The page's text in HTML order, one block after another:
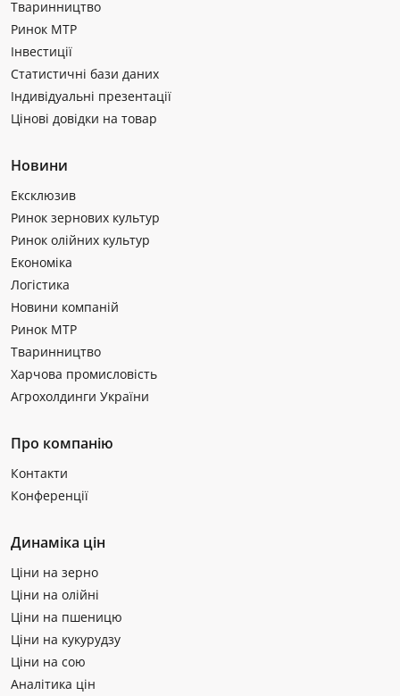
Тваринництво
Ринок МТР
Інвестиції
Статистичні бази даних
Індивідуальні презентації
Цінові довідки на товар
Новини
Ексклюзив
Ринок зернових культур
Ринок олійних культур
Економіка
Логістика
Новини компаній
Ринок МТР
Тваринництво
Харчова промисловість
Агрохолдинги України
Про компанію
Контакти
Конференції
Динаміка цін
Ціни на зерно
Ціни на олійні
Ціни на пшеницю
Ціни на кукурудзу
Ціни на сою
Аналітика цін